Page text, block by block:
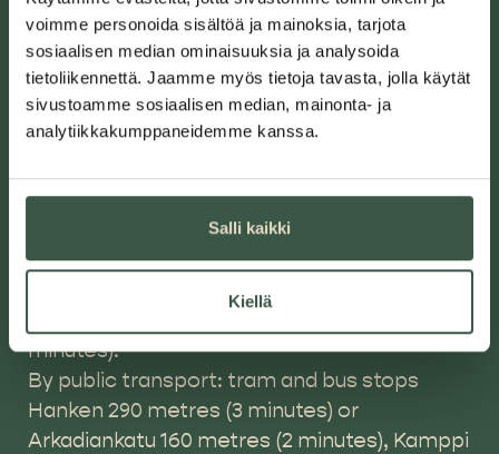
voimme personoida sisältöä ja mainoksia, tarjota
sosiaalisen median ominaisuuksia ja analysoida
tietoliikennettä. Jaamme myös tietoja tavasta, jolla käytät
sivustoamme sosiaalisen median, mainonta- ja
analytiikkakumppaneidemme kanssa.
Salli kaikki
Kiellä
Restaurant Domus
Hietaniemenkatu 14, 00100 Helsinki
domus@ylva.fi
tel. +358 50 479 0399 Mon–Fri 9 a.m. – 3 p.m.
minutes).
By public transport: tram and bus stops
Hanken 290 metres (3 minutes) or
Arkadiankatu 160 metres (2 minutes), Kamppi